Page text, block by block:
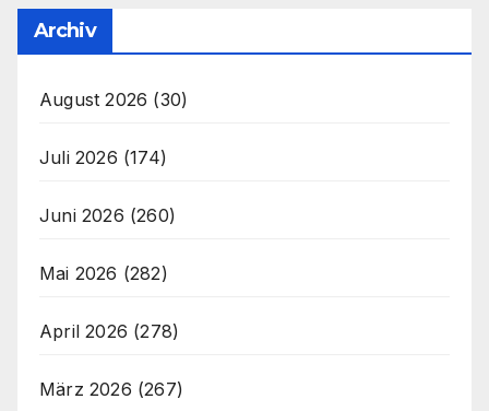
Archiv
August 2026 (30)
Juli 2026 (174)
Juni 2026 (260)
Mai 2026 (282)
April 2026 (278)
März 2026 (267)